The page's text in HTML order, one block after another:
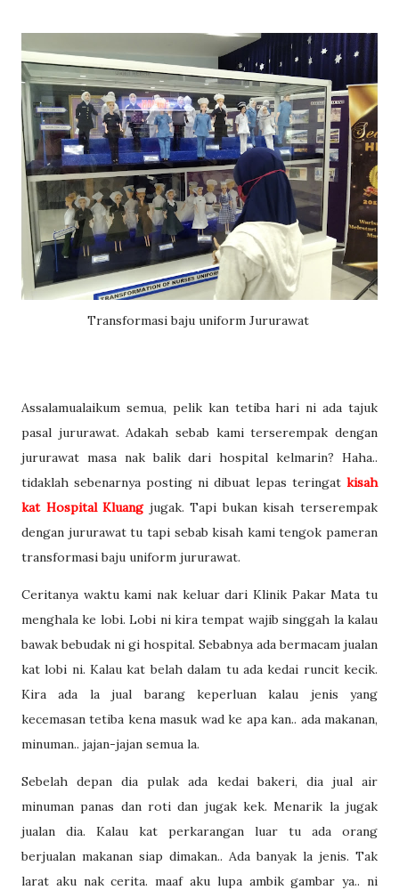
Transformasi baju uniform Jururawat
Assalamualaikum semua, pelik kan tetiba hari ni ada tajuk
pasal jururawat. Adakah sebab kami terserempak dengan
jururawat masa nak balik dari hospital kelmarin? Haha..
tidaklah sebenarnya posting ni dibuat lepas teringat kisah
kat Hospital Kluangjugak. Tapi bukan kisah terserempak
dengan jururawat tu tapi sebab kisah kami tengok pameran
transformasi baju uniform jururawat.
Ceritanya waktu kami nak keluar dari Klinik Pakar Mata tu
menghala ke lobi. Lobi ni kira tempat wajib singgah la kalau
bawak bebudak ni gi hospital. Sebabnya ada bermacam jualan
kat lobi ni. Kalau kat belah dalam tu ada kedai runcit kecik.
Kira ada la jual barang keperluan kalau jenis yang
kecemasan tetiba kena masuk wad ke apa kan.. ada makanan,
minuman.. jajan-jajan semua la.
Sebelah depan dia pulak ada kedai bakeri, dia jual air
minuman panas dan roti dan jugak kek. Menarik la jugak
jualan dia. Kalau kat perkarangan luar tu ada orang
berjualan makanan siap dimakan.. Ada banyak la jenis. Tak
larat aku nak cerita. maaf aku lupa ambik gambar ya.. ni